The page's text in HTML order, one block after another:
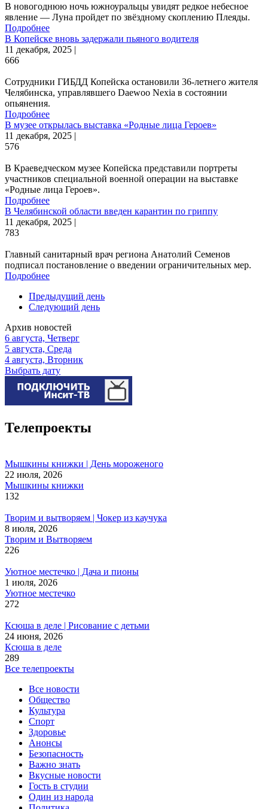
В новогоднюю ночь южноуральцы увидят редкое небесное
явление — Луна пройдет по звёздному скоплению Плеяды.
Подробнее
В Копейске вновь задержали пьяного водителя
11 декабря, 2025 |
666
Сотрудники ГИБДД Копейска остановили 36-летнего жителя
Челябинска, управлявшего Daewoo Nexia в состоянии
опьянения.
Подробнее
В музее открылась выставка «Родные лица Героев»
11 декабря, 2025 |
576
В Краеведческом музее Копейска представили портреты
участников специальной военной операции на выставке
«Родные лица Героев».
Подробнее
В Челябинской области введен карантин по гриппу
11 декабря, 2025 |
783
Главный санитарный врач региона Анатолий Семенов
подписал постановление о введении ограничительных мер.
Подробнее
Предыдущий день
Следующий день
Архив новостей
6 августа, Четверг
5 августа, Среда
4 августа, Вторник
Выбрать дату
Телепроекты
Мышкины книжки | День мороженого
22 июля, 2026
Мышкины книжки
132
Творим и вытворяем | Чокер из каучука
8 июля, 2026
Творим и Вытворяем
226
Уютное местечко | Дача и пионы
1 июля, 2026
Уютное местечко
272
Ксюша в деле | Рисование с детьми
24 июня, 2026
Ксюша в деле
289
Все телепроекты
Все новости
Общество
Культура
Спорт
Здоровье
Анонсы
Безопасность
Важно знать
Вкусные новости
Гость в студии
Один из народа